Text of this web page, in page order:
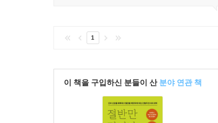
1
이 책을 구입하신 분들이 산 분야 연관 책